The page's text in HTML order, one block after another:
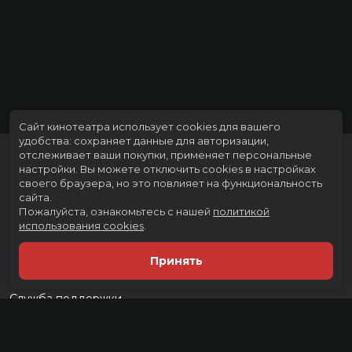
Расписание
Скоро в кино
Новости и акции
Служба поддержки
Сайт кинотеатра использует cookies для вашего
удобства: сохраняет данные для авторизации,
отслеживает ваши покупки, применяет персональные
настройки. Вы можете отключить cookies в настройках
своего браузера, но это повлияет на функциональность
сайта.
Пожалуйста, ознакомьтесь с нашей политикой
использования cookies
Принять